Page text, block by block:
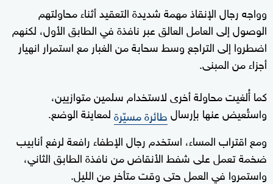
وواجه رجال الإنقاذ مهمة شديدة التعقيد أثناء محاولتهم
الوصول إلى العامل العالق عبر نافذة في الطابق الأول، لكنهم
اضطروا إلى التراجع وسط سحابة من الغبار مع استمرار انهيار
أجزاء من المبنى.
كما أُلغيت محاولة أخرى لاستخدام سلمين متوازيين،
واستُعيض عنها بإرسالطائرة مسيّرةلمعاينة الوضع.
ومع اقتراب المساء، استخدم رجال الإطفاء رافعة لرفع أنابيب
ضخمة تعمل على شفط الأنقاض من نافذة الطابق الثاني،
واستمروا في العمل حتى وقت متأخر من الليل.